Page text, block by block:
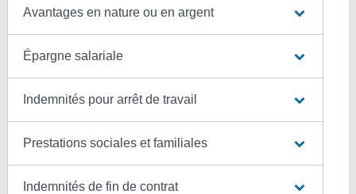
Avantages en nature ou en argent
Épargne salariale
Indemnités pour arrêt de travail
Prestations sociales et familiales
Indemnités de fin de contrat